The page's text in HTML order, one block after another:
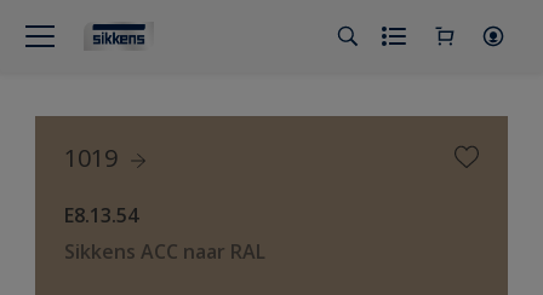
1019
E8.13.54
Sikkens ACC naar RAL